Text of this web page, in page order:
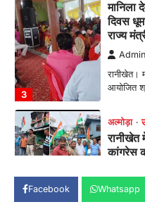
4
अल्मोड़ा
रानीखेत
कांग्रेस
फूंका
Admin
उत्तराखण्ड
संविधान
Admin
Facebook Whatsapp